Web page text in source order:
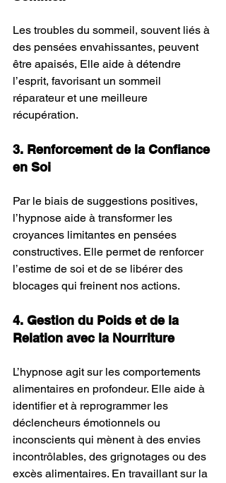
Les troubles du sommeil, souvent liés à
des pensées envahissantes, peuvent
être apaisés, Elle aide à détendre
l’esprit, favorisant un sommeil
réparateur et une meilleure
récupération.
3. Renforcement de la Confiance
en Soi
Par le biais de suggestions positives,
l’hypnose aide à transformer les
croyances limitantes en pensées
constructives. Elle permet de renforcer
l’estime de soi et de se libérer des
blocages qui freinent nos actions.
4. Gestion du Poids et de la
Relation avec la Nourriture
L’hypnose agit sur les comportements
alimentaires en profondeur. Elle aide à
identifier et à reprogrammer les
déclencheurs émotionnels ou
inconscients qui mènent à des envies
incontrôlables, des grignotages ou des
excès alimentaires. En travaillant sur la